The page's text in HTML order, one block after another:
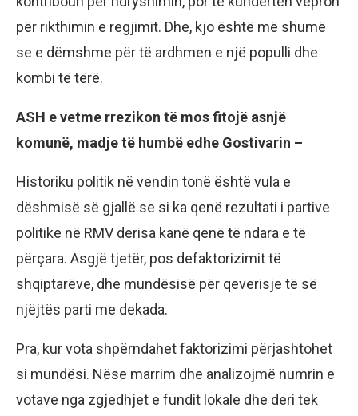
për rikthimin e regjimit. Dhe, kjo është më shumë
se e dëmshme për të ardhmen e një populli dhe
kombi të tërë.
ASH e vetme rrezikon të mos fitojë asnjë
komunë, madje të humbë edhe Gostivarin –
Historiku politik në vendin tonë është vula e
dëshmisë së gjallë se si ka qenë rezultati i partive
politike në RMV derisa kanë qenë të ndara e të
përçara. Asgjë tjetër, pos defaktorizimit të
shqiptarëve, dhe mundësisë për qeverisje të së
njëjtës parti me dekada.
Pra, kur vota shpërndahet faktorizimi përjashtohet
si mundësi. Nëse marrim dhe analizojmë numrin e
votave nga zgjedhjet e fundit lokale dhe deri tek